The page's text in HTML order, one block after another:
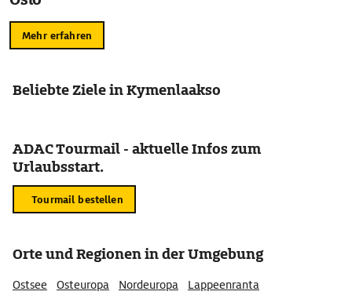
Mehr erfahren
Beliebte Ziele in Kymenlaakso
ADAC Tourmail - aktuelle Infos zum
Urlaubsstart.
Tourmail bestellen
Orte und Regionen in der Umgebung
Ostsee Osteuropa Nordeuropa Lappeenranta